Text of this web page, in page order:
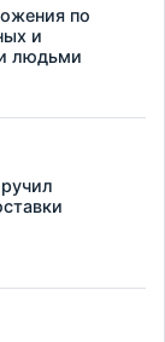
по
и
людьми